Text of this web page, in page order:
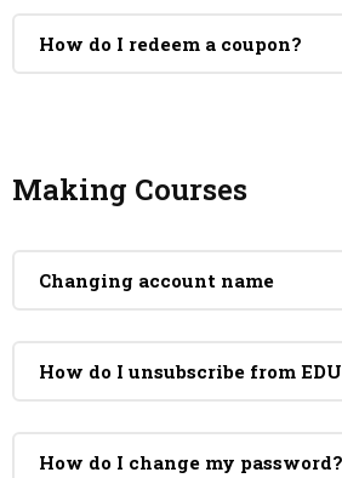
How do I redeem a coupon?
Making Courses
Changing account name
How do I unsubscribe from
How do I change my password?